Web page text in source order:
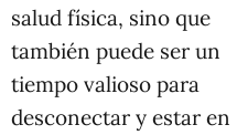
salud física, sino que
también puede ser un
tiempo valioso para
desconectar y estar en